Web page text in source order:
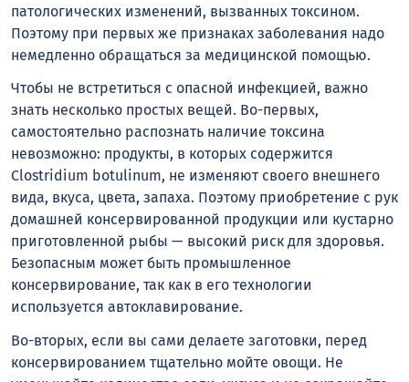
патологических изменений, вызванных токсином.
Поэтому при первых же признаках заболевания надо
немедленно обращаться за медицинской помощью.
Чтобы не встретиться с опасной инфекцией, важно
знать несколько простых вещей. Во-первых,
самостоятельно распознать наличие токсина
невозможно: продукты, в которых содержится
Clostridium botulinum, не изменяют своего внешнего
вида, вкуса, цвета, запаха. Поэтому приобретение с рук
домашней консервированной продукции или кустарно
приготовленной рыбы — высокий риск для здоровья.
Безопасным может быть промышленное
консервирование, так как в его технологии
используется автоклавирование.
Во-вторых, если вы сами делаете заготовки, перед
консервированием тщательно мойте овощи. Не